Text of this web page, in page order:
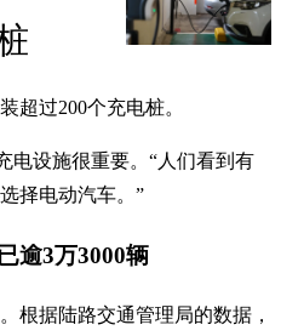
超过200个充电桩。
电设施很重要。“人们看到有
择电动汽车。”
逾3万3000辆
根据陆路交通管理局的数据，